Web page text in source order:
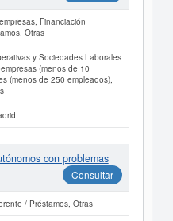
Financiación
Otras
y Sociedades Laborales
(menos de 10
(menos de 250 empleados),
con problemas
Consultar
/ Préstamos, Otras